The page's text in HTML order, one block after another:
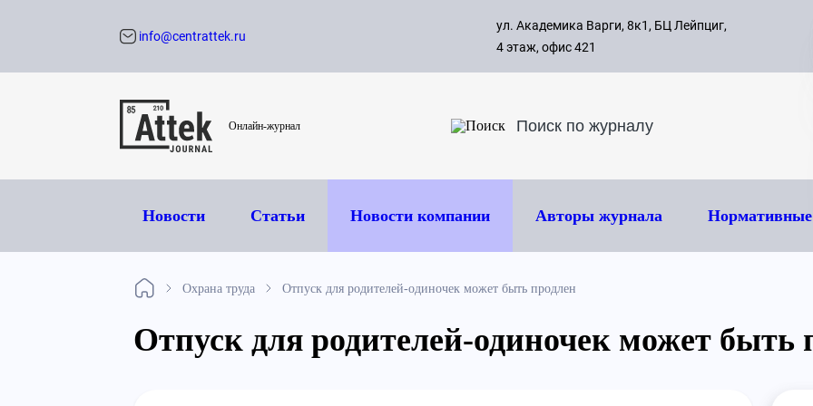
с 09:00
8 495
info@centrattek.ru
ул. Академика Варги, 8к1, БЦ Лейпциг,
4 этаж, офис 421
Онлайн-журнал
Новости Статьи Новости компании Авторы журнала
Охрана труда Отпуск для родителей-одиночек может быть продлен
Отпуск для родителей-одиночек может быть